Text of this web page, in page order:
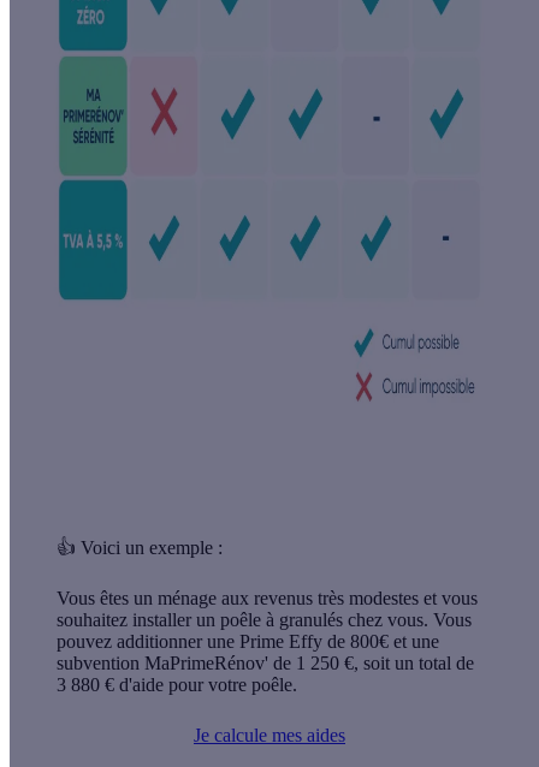
👍 Voici un exemple :
Vous êtes un ménage aux revenus très modestes et vous
souhaitez installer un poêle à granulés chez vous. Vous
pouvez additionner une Prime Effy de 800€ et une
subvention MaPrimeRénov' de 1 250 €, soit un total de
3 880 € d'aide pour votre poêle.
Je calcule mes aides